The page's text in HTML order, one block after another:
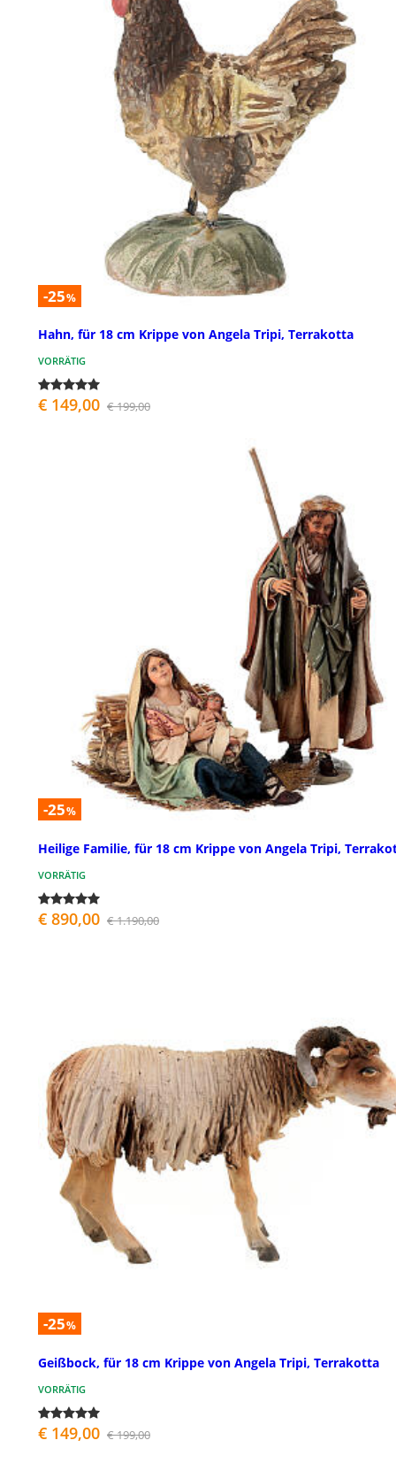
-25%
Hahn, für 18 cm Krippe von Angela Tripi, Terrakotta
VORRÄTIG
€ 149,00 € 199,00
-25%
Heilige Familie, für 18 cm Krippe von Angela Tripi,
VORRÄTIG
€ 890,00 € 1.190,00
-25%
Geißbock, für 18 cm Krippe von Angela Tripi, Terrakotta
VORRÄTIG
€ 149,00 € 199,00